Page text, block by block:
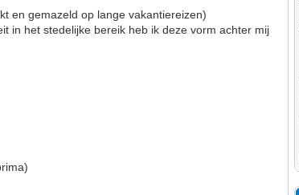
en gemazeld op lange vakantiereizen)
in het stedelijke bereik heb ik deze vorm achter mij